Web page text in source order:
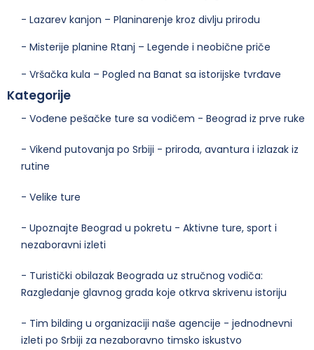
- Lazarev kanjon – Planinarenje kroz divlju prirodu
- Misterije planine Rtanj – Legende i neobične priče
- Vršačka kula – Pogled na Banat sa istorijske tvrđave
Kategorije
- Vođene pešačke ture sa vodičem - Beograd iz prve ruke
- Vikend putovanja po Srbiji - priroda, avantura i izlazak iz
rutine
- Velike ture
- Upoznajte Beograd u pokretu - Aktivne ture, sport i
nezaboravni izleti
- Turistički obilazak Beograda uz stručnog vodiča:
Razgledanje glavnog grada koje otkrva skrivenu istoriju
- Tim bilding u organizaciji naše agencije - jednodnevni
izleti po Srbiji za nezaboravno timsko iskustvo